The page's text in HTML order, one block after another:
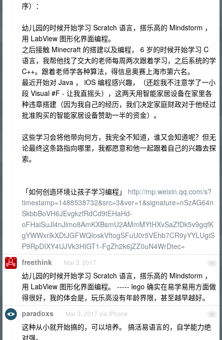
序）：
幼儿园的时候开始学习 Scratch 语言，搭乐高的 Mindstorm ，
用 LabView 图形化界面编程。
之后接触 Minecraft 的搭建以及编程， 6 岁的时候开始学习 C
语言，我帮他找了交大的老师每周两次跟着学习，之后系统的学
C++。跟着老师学各种算法，得信息奥赛上海市第六名。
最近开始对 Java ， iOS 编程感兴趣，（还趁我不注意学了一小
段 Visual #F - 让我直摇头），这两天用智能家居设备在家里各
种违章搭建（因为我自己的经历，我们决定家庭财政对于他经过
批准购买的智能家居设备赞助一半的资金）。
这些学习会将他带向何方，我完全不知道，谁又会知道呢？但无
论最终这条路指向哪里，我都愿意和他一起跟着自己的兴趣去探
索。
「如何创造环境让孩子学习编程」 http://mp.weixin.qq.com/s?
timestamp=1488538732&src=3&ver=1&signature=nSzAG64n
SkbbBoVH6JEvgkzfRdCd9tEHaHd-
oFHaiSuJl4nJlmo8AmKXBsmU2AMmMYtHXvSaZfDk5v9gqfK
gYWWxrIkXDtJGFWQIoskVftogSFuU0r5VEhb7CR9yYYLUgiS
P9RpDIXY4UJVk3HIGT1-FgZh2k6jZZ0uN4WrDtec=
45
freethink Mar 3, 2017
幼儿园的时候开始学习 Scratch 语言，搭乐高的 Mindstorm ，
用 LabView 图形化界面编程。 ----- lego 确实在易学易用方面做
得很好，我的体会是，玩乐高没有年龄界限，甚至越早越好。
46
paradoxs Mar 3, 2017 via iPhone
这种从小就开始搞的，可以培养。 搞活易语言的，自学能力绝
对强。